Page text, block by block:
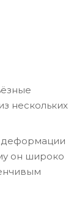
нескольких
деформации
он широко